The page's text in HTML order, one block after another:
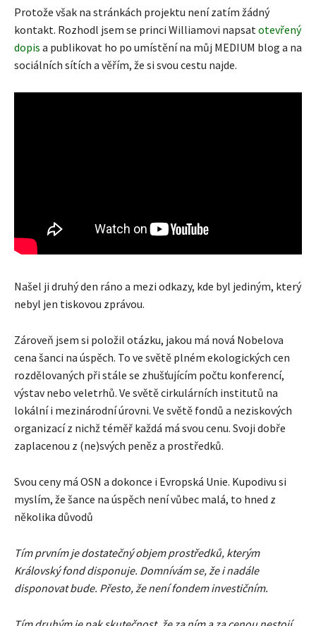
Protože však na stránkách projektu není zatím žádný
kontakt. Rozhodl jsem se princi Williamovi napsatotevřený
dopis a publikovat ho po umístění na můj MEDIUM blog a na
sociálních sítích a věřím, že si svou cestu najde.
Našel ji druhý den ráno a mezi odkazy, kde byl jediným, který
nebyl jen tiskovou zprávou.
Zároveň jsem si položil otázku, jakou má nová Nobelova
cena šanci na úspěch. To ve světě plném ekologických cen
rozdělovaných při stále se zhušťujícím počtu konferencí,
výstav nebo veletrhů. Ve světě cirkulárních institutů na
lokální i mezinárodní úrovni. Ve světě fondů a neziskových
organizací z nichž téměř každá má svou cenu. Svoji dobře
zaplacenou z (ne)svých peněz a prostředků.
Svou ceny má OSN a dokonce i Evropská Unie. Kupodivu si
myslím, že šance na úspěch není vůbec malá, to hned z
několika důvodů
Tím prvním je dostatečný objem prostředků, kterým
Královský fond disponuje. Domnívám se, že i nadále
disponovat bude. Přesto, že není fondem investičním.